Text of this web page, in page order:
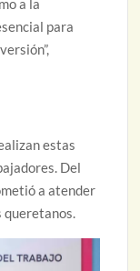
a la
para
estas
Del
a atender
queretanos.